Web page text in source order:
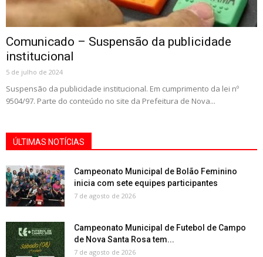
Comunicado – Suspensão da publicidade
institucional
5 de julho de 2024
Suspensão da publicidade institucional. Em cumprimento da lei nº
9504/97. Parte do conteúdo no site da Prefeitura de Nova...
ÚLTIMAS NOTÍCIAS
Campeonato Municipal de Bolão Feminino
inicia com sete equipes participantes
7 de agosto de 2026
Campeonato Municipal de Futebol de Campo
de Nova Santa Rosa tem...
7 de agosto de 2026